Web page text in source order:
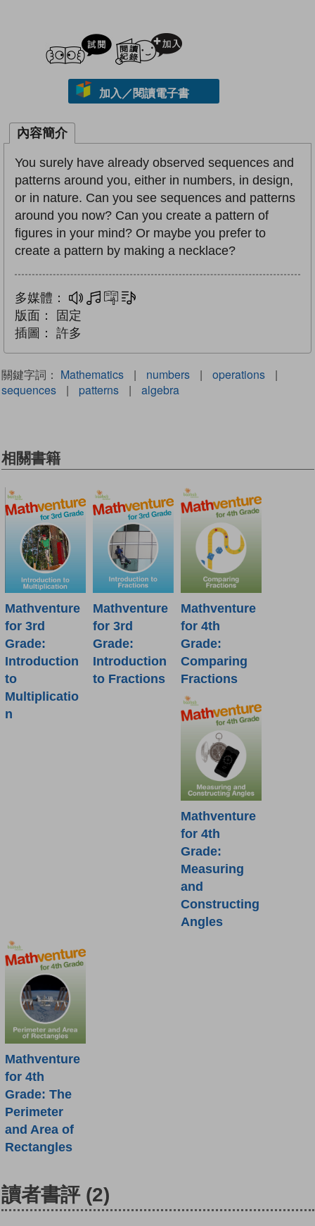
試閲
加入／閱讀電子書
內容簡介
You surely have already observed sequences and
patterns around you, either in numbers, in design,
or in nature. Can you see sequences and patterns
around you now? Can you create a pattern of
figures in your mind? Or maybe you prefer to
create a pattern by making a necklace?
多媒體： 多媒體互動練習
版面：
固定
插圖：
許多
關鍵字詞： Mathematics | numbers | operations
|
sequences
| patterns | algebra
相關書籍
Mathventure
for 3rd
Grade:
Introduction
to
Multiplicatio
n
Mathventure
for 3rd
Grade:
Introduction
to Fractions
Mathventure
for 4th
Grade:
Comparing
Fractions
Mathventure
for 4th
Grade:
Measuring
and
Constructing
Angles
Mathventure
for 4th
Grade: The
Perimeter
and Area of
Rectangles
讀者書評 (2)